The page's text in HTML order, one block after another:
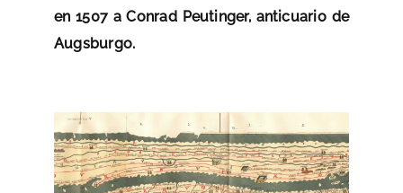
en 1507 a Conrad Peutinger, anticuario de
Augsburgo.